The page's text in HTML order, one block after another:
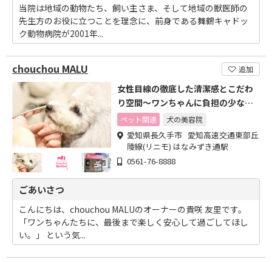
当院は地域の動物たち、飼い主さま、そして地域の獣医師の
先生方のお役に立つことを理念に、前身である舞鶴キャドッ
ク動物病院が2001年...
chouchou MALU 追加
女性目線の徹底した清潔感とこだわ
り空間～ワンちゃんに負担の少ない
施術
ペット関連 犬の美容院
愛知県長久手市 愛知高速交通東部丘
陵線(リニモ) はなみずき通駅
0561-76-8888
ごあいさつ
こんにちは、chouchou MALUのオーナーの貴咲 友里です。
「ワンちゃんたちに、最後まで楽しく安心して過ごしてほし
い。」 という気...